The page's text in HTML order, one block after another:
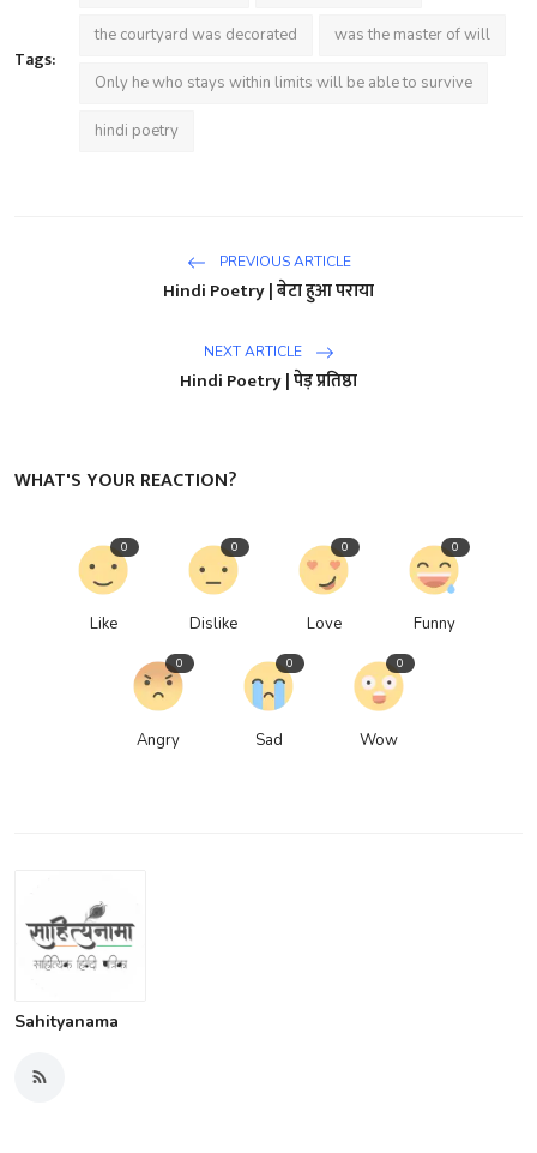
Tags:
the courtyard was decorated was the master of will
Only he who stays within limits will be able to survive
hindi poetry
PREVIOUS ARTICLE
Hindi Poetry | बेटा हुआ पराया
NEXT ARTICLE
Hindi Poetry | पेड़ प्रतिष्ठा
WHAT'S YOUR REACTION?
Like
0
Dislike
0
Love
0
Funny
0
Angry
0
Sad
0
Wow
0
Sahityanama